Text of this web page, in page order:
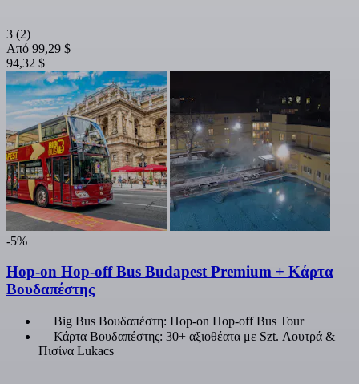
3 (2)
Από 99,29 $
94,32 $
-5%
Hop-on Hop-off Bus Budapest Premium + Κάρτα
Βουδαπέστης
Big Bus Βουδαπέστη: Hop-on Hop-off Bus Tour
Κάρτα Βουδαπέστης: 30+ αξιοθέατα με Szt. Λουτρά &
Πισίνα Lukacs